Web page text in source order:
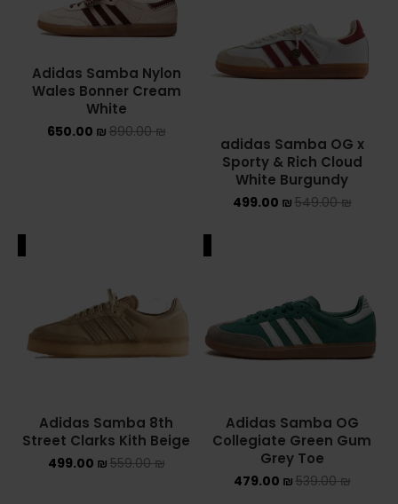
adidas Samba OG x
Sporty & Rich Cloud
White Burgundy
549.00₪
499.00₪
890.00₪
650.00₪
Adidas Samba OG
Collegiate Green Gum
Grey Toe
539.00₪
479.00₪
Adidas Samba 8th
Street Clarks Kith Beige
559.00
499.00 ₪